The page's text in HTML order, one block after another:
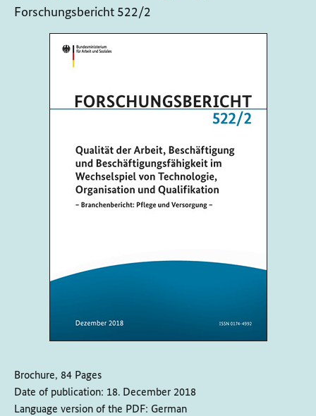
Forschungsbericht 522/2
Brochure, 84 Pages
Date of publication: 18. December 2018
Language version of the PDF: German